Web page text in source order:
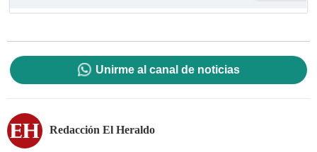
Unirme al canal de noticias
Redacción El Heraldo